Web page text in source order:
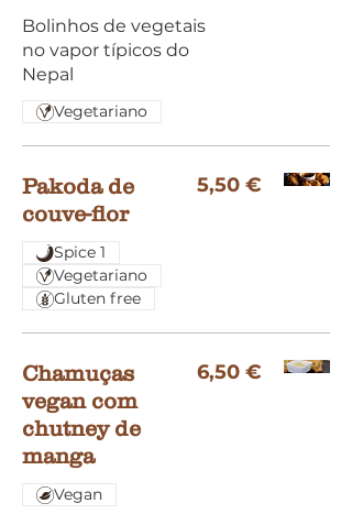
Bolinhos de vegetais
no vapor típicos do
Vegetariano
Pakoda de
couve-ﬂor
5,50 €
Spice 1
Vegetariano
Gluten free
Chamuças
vegan com
chutney de
manga
6,50 €
Vegan